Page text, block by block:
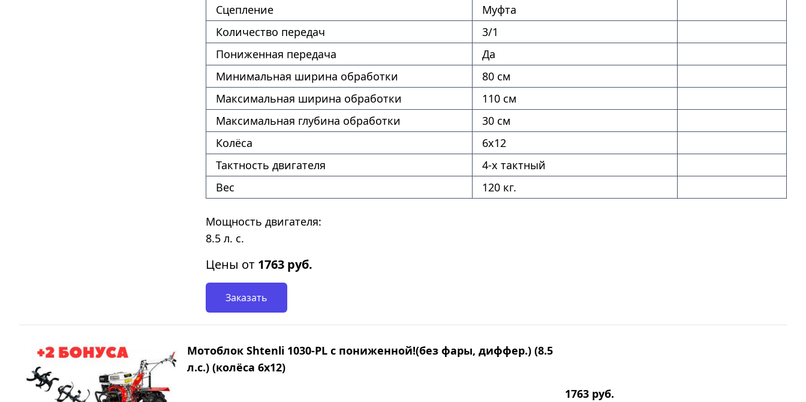
Сцепление
Муфта
Количество передач
3/1
Пониженная передача
Да
Минимальная ширина обработки
80 см
Максимальная ширина обработки
110 см
Максимальная глубина обработки
30 см
Колёса
6х12
Тактность двигателя
4-х тактный
Вес
120 кг.
Мощность двигателя:
8.5 л. с.
Цены от 1763 руб.
Заказать
Мотоблок Shtenli 1030-PL с пониженной!(без фары, диффер.) (8.5
л.с.) (колёса 6х12)
1763 руб.